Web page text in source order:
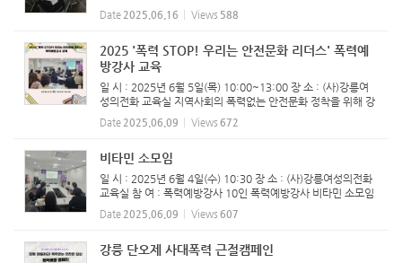
임 진행하였습니다.
Date 2025.06.16 Views 588
2025 '폭력 STOP! 우리는 안전문화 리더스' 폭력예
방강사 교육
일 시 : 2025년 6월 5일(목) 10:00~13:00 장 소 : (사)강릉여
성의전화 교육실 지역사회의 폭력없는 안전문화 정착을 위해 강
릉시양성평등기금지원사업으로 진행하는 폭력예방교육강사 양
성 과정이 지역주민과 활동가를 대상으로 4월 22일부터 시작되
Date 2025.06.09 Views 672
비타민 소모임
일 시 : 2025년 6월 4일(수) 10:30 장 소 : (사)강릉여성의전화
교육실 참 여 : 폭력예방강사 10인 ​폭력예방강사 비타민 소모임
진행하였습니다.
Date 2025.06.09 Views 607
강릉 단오제 사대폭력 근절캠페인